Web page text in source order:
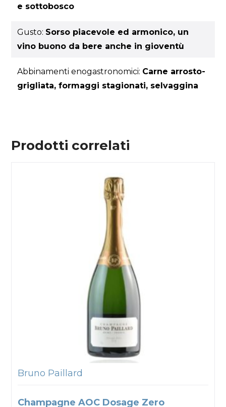
e sottobosco
Gusto: Sorso piacevole ed armonico, un
vino buono da bere anche in gioventù
Abbinamenti enogastronomici: Carne arrosto-
grigliata, formaggi stagionati, selvaggina
Prodotti correlati
Bruno Paillard
Champagne AOC Dosage Zero